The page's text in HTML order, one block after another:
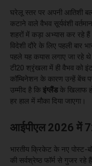
घरेलू स्तर पर अपनी आतिशी
कटाने वाले वैभव सूर्यवंशी
शहरों में कड़ा अभ्यास कर रहे
विदेशी दौरे के लिए पहली बार
पहले यह कयास लगाए जा रहे
टी20 श्रृंखला में ही वैभव को
कॉम्बिनेशन के कारण उन्हें बेंच
उम्मीद है कि इंग्लैंडके खिलाफ
हर हाल में मौका दिया जाएगा।
आईपीएल 2026 में
भारतीय क्रिकेट के नए पोस्ट-
की सर्वश्रेष्ठ फॉर्म से गुजर